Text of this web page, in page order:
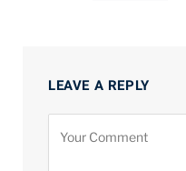
LEAVE A REPLY